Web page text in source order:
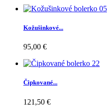
Kožušinkové...
95,00 €
Čipkované...
121,50 €